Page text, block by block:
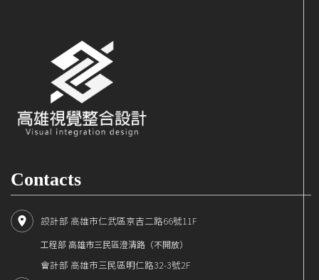
Contacts
設計部 高雄市仁武區京吉二路66號11F
工程部 高雄市三民區澄清路（不開放）
會計部 高雄市三民區明仁路32-3號2F